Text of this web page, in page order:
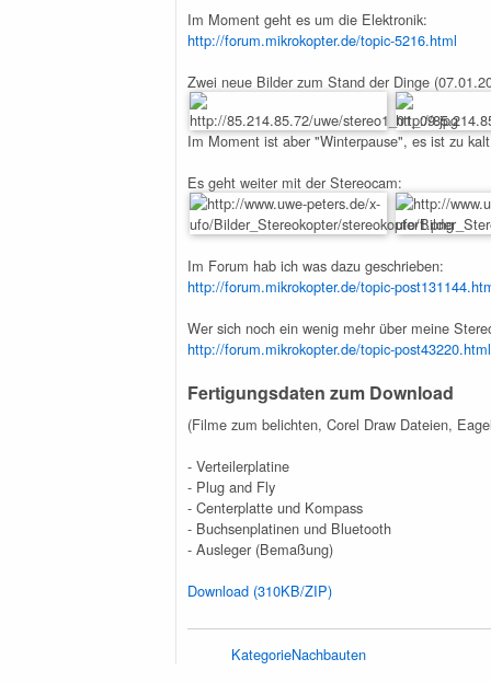
Im Moment geht es um die Elektronik:
http://forum.mikrokopter.de/topic-5216.html
Zwei neue Bilder zum Stand der Dinge
Im Moment ist aber "Winterpause", es ist zu
Es geht weiter mit der Stereocam:
Im Forum hab ich was dazu geschrieben:
http://forum.mikrokopter.de/topic-
Wer sich noch ein wenig mehr über meine
http://forum.mikrokopter.de/topic-post43220.html
Fertigungsdaten zum Download
(Filme zum belichten, Corel Draw Dateien,
- Verteilerplatine
- Plug and Fly
- Centerplatte und Kompass
- Buchsenplatinen und Bluetooth
- Ausleger (Bemaßung)
Download (310KB/ZIP)
KategorieNachbauten